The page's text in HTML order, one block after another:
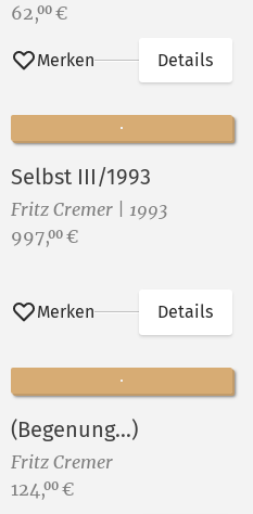
Preis:
62,00 €
Merken Details
Selbst III/1993
Fritz Cremer | 1993
Preis:
997,00 €
Merken Details
(Begenung...)
Fritz Cremer
Preis:
124,00 €